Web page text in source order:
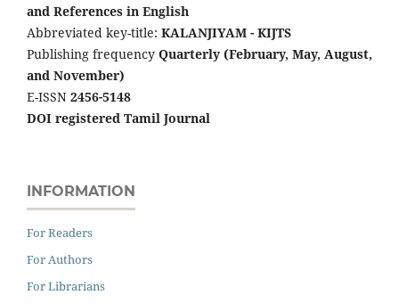
and References in English
Abbreviated key-title: KALANJIYAM - KIJTS
Publishing frequency Quarterly (February, May, August,
and November)
E-ISSN 2456-5148
DOI registered Tamil Journal
INFORMATION
For Readers
For Authors
For Librarians